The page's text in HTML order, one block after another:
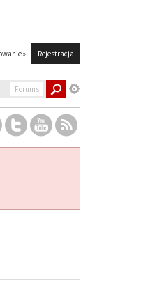
» Rejestracja
Forums